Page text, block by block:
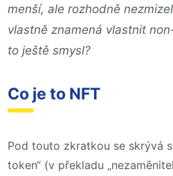
menší, ale rozhodně
vlastně znamená vlastnit
to ještě smysl?
Co je to NFT
Pod touto zkratkou se skrývá
token“ (v překladu